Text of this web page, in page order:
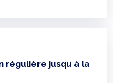
régulière jusqu à la